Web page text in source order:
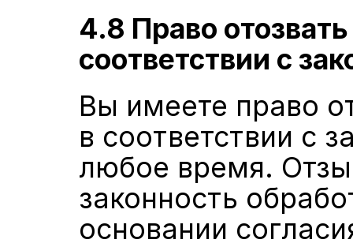
4.8 Право
соответствии с
Вы имеете право
в соответствии с
любое время.
законность
основании